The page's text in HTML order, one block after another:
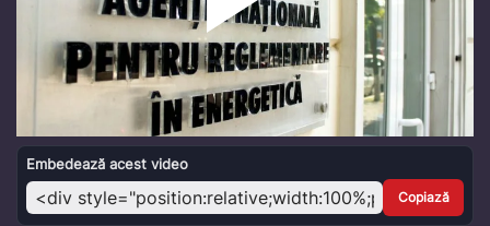
Play
Video
Embedează acest video
Copiază